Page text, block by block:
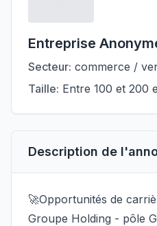
Entreprise
Secteur: commerce /
Taille: Entre 100 et 200
Description de
🚀Opportunités de
Groupe Holding - pôle